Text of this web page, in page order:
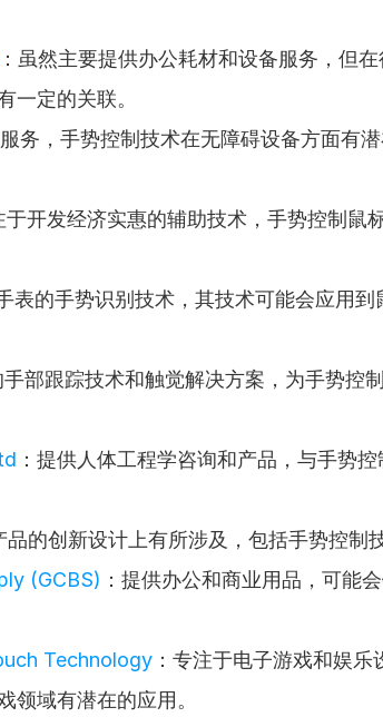
：虽然主要提供办公耗材和设备服务，但
一定的关联。
务，手势控制技术在无障碍设备方面有
于开发经济实惠的辅助技术，手势控制鼠
表的手势识别技术，其技术可能会应用到
手部跟踪技术和触觉解决方案，为手势控
：提供人体工程学咨询和产品，与手势
品的创新设计上有所涉及，包括手势控制技
(GCBS) ：提供办公和商业用品，可能
Technology ：专注于电子游戏和娱乐
领域有潜在的应用。